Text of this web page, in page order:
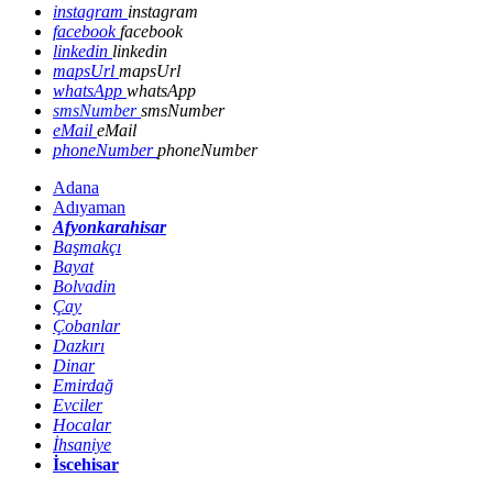
instagram instagram
facebookfacebook
linkedin linkedin
mapsUrl mapsUrl
whatsApp whatsApp
smsNumbersmsNumber
eMail eMail
phoneNumberphoneNumber
Adana
Adıyaman
Afyonkarahisar
Başmakçı
Bayat
Bolvadin
Çay
Çobanlar
Dazkırı
Dinar
Emirdağ
Evciler
Hocalar
İhsaniye
İscehisar